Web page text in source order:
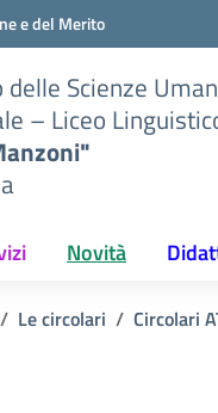
e del Merito
delle Scienze
– Liceo
Novità
Le circolari Circolari